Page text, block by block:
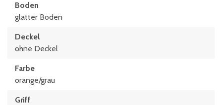
Boden
glatter Boden
Deckel
ohne Deckel
Farbe
orange/grau
Griff